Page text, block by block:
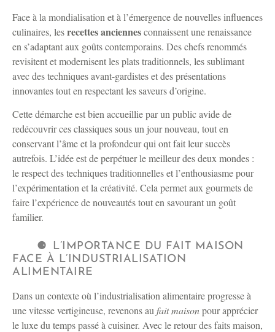
Face à la mondialisation et à l’émergence de nouvelles influences
culinaires, lesrecettes anciennesconnaissent une renaissance
en s’adaptant aux goûts contemporains. Des chefs renommés
revisitent et modernisent les plats traditionnels, les sublimant
avec des techniques avant-gardistes et des présentations
innovantes tout en respectant les saveurs d’origine.
Cette démarche est bien accueillie par un public avide de
redécouvrir ces classiques sous un jour nouveau, tout en
conservant l’âme et la profondeur qui ont fait leur succès
autrefois. L’idée est de perpétuer le meilleur des deux mondes :
le respect des techniques traditionnelles et l’enthousiasme pour
l’expérimentation et la créativité. Cela permet aux gourmets de
faire l’expérience de nouveautés tout en savourant un goût
familier.
L’IMPORTANCE DU FAIT MAISON
FACE À L’INDUSTRIALISATION
ALIMENTAIRE
Dans un contexte où l’industrialisation alimentaire progresse à
une vitesse vertigineuse, revenons au fait maisonpour apprécier
le luxe du temps passé à cuisiner. Avec le retour des faits maison,